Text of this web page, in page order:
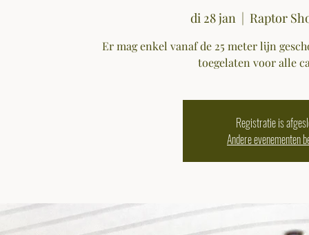
di 28 jan
  |
Raptor
Er mag enkel vanaf de 25 meter lijn
toegelaten voor alle
Registratie is
Andere evenementen